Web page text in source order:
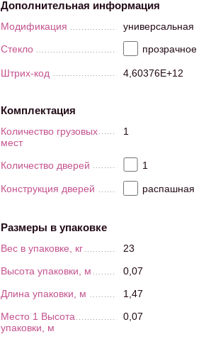
Дополнительная информация
Модификация
универсальная
Стекло
прозрачное
Штрих-код 4,60376E+12
Комплектация
Количество грузовых
мест
1
Количество дверей 1
Конструкция дверей распашная
Размеры в упаковке
Вес в упаковке, кг
23
Высота упаковки, м
0,07
Длина упаковки, м
1,47
Место 1 Высота
упаковки, м
0,07